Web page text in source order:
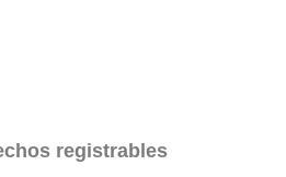
registrables